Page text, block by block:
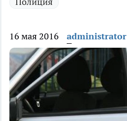
16 мая 2016 administrator